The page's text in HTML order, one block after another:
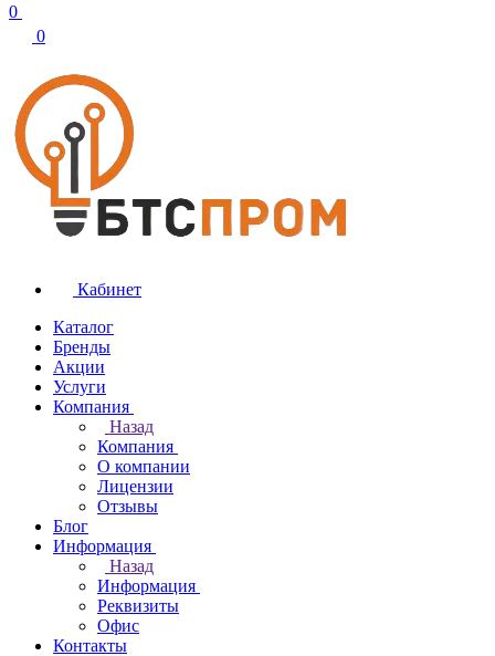
0
0
Кабинет
Каталог
Бренды
Акции
Услуги
Компания
Назад
Компания
О компании
Лицензии
Отзывы
Блог
Информация
Назад
Информация
Реквизиты
Офис
Контакты